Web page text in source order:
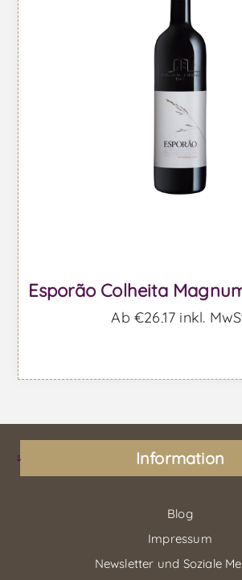
Esporão Colheita
Ab €26,17 inkl.
Information
Blog
Impressum
Newsletter und Soziale